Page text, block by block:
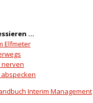
…
Elfmeter
nerven
Interim Management